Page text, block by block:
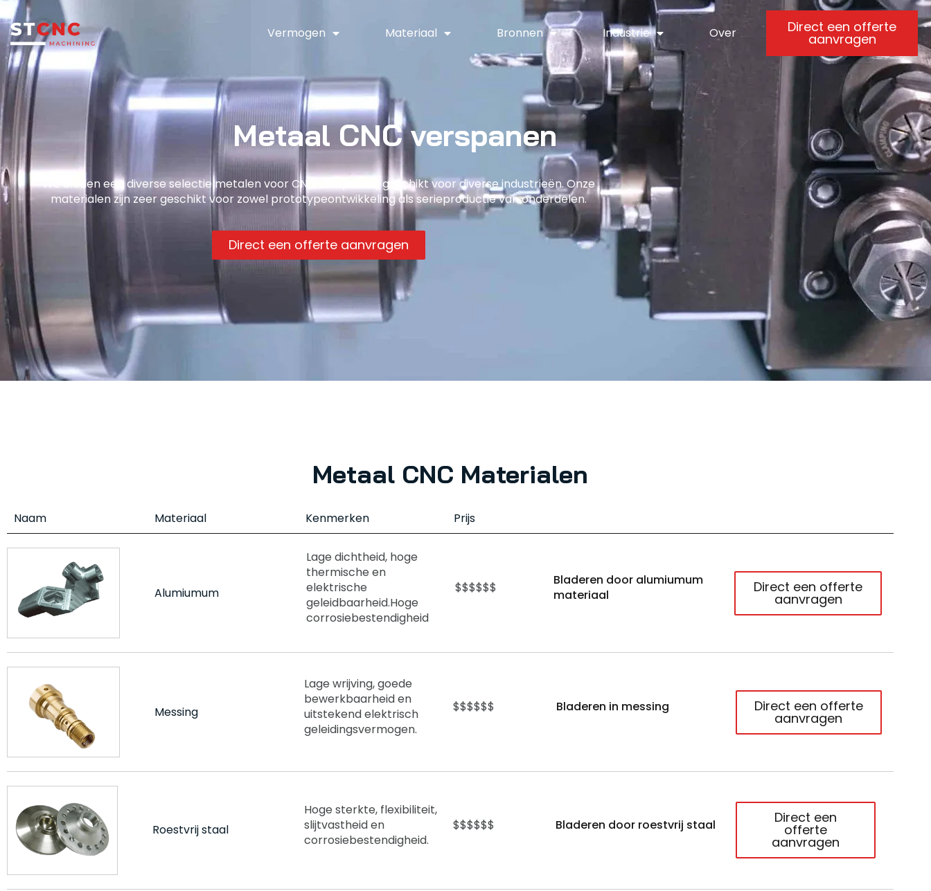
Vermogen Materiaal Bronnen Industrie Over Direct een offerte
aanvragen
Metaal CNC verspanen
We bieden een diverse selectie metalen voor CNC verspanen, geschikt voor diverse industrieën. Onze
materialen zijn zeer geschikt voor zowel prototypeontwikkeling als serieproductie van onderdelen.
Direct een offerte aanvragen
Metaal CNC Materialen
Naam Materiaal Kenmerken Prijs
Alumiumum
Lage dichtheid, hoge
thermische en
elektrische
geleidbaarheid.Hoge
corrosiebestendigheid
$$$$$$
Bladeren door alumiumum
materiaal
Direct een offerte
aanvragen
Messing
Lage wrijving, goede
bewerkbaarheid en
uitstekend elektrisch
geleidingsvermogen.
$$$$$$ Bladeren in messing Direct een offerte
aanvragen
Roestvrij staal
Hoge sterkte, flexibiliteit,
slijtvastheid en
corrosiebestendigheid.
$$$$$$ Bladeren door roestvrij staal Direct een
offerte
aanvragen